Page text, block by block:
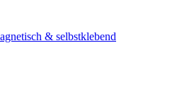
& selbstklebend